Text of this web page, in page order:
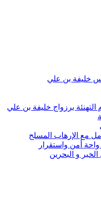
خليفة بن علي
برزواج خليفة بن علي
مع الإرهاب المسلح
أمن واستقرار
و البحرين